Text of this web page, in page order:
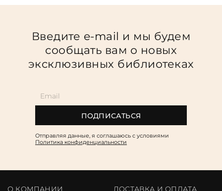
Введите e-mail и мы будем
сообщать вам о новых
эксклюзивных библиотеках
ПОДПИСАТЬСЯ
Отправляя данные, я соглашаюсь c условиями
Политика конфиденциальности
О КОМПАНИИ ДОСТАВКА И ОПЛАТА